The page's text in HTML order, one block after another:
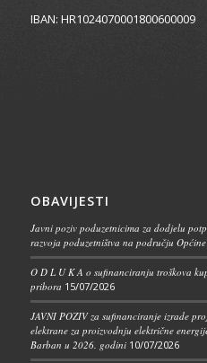
IBAN: HR1024070001800600009
OBAVIJESTI
Javni poziv poduzetnicima za dodjelu
razvoja poduzetništva na području
O D L U K A o sufinanciranju troškova
pribora 15/07/2026
JAVNI POZIV za sufinanciranje izrade
elektrane za proizvodnju električne
Barban u 2026. godini 10/07/2026